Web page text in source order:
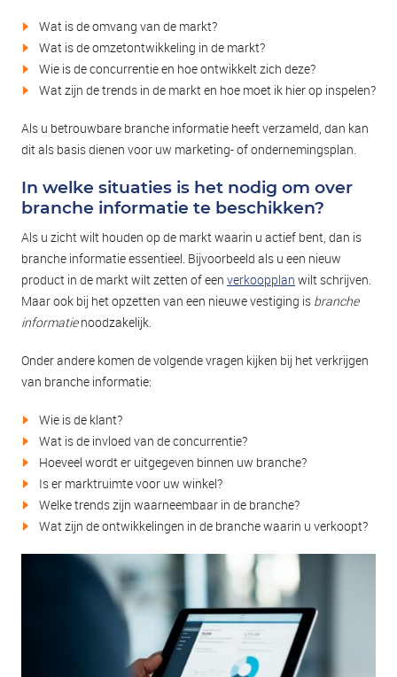
Wat is de omvang van de markt?
Wat is de omzetontwikkeling in de markt?
Wie is de concurrentie en hoe ontwikkelt zich deze?
Wat zijn de trends in de markt en hoe moet ik hier op inspelen?
Als u betrouwbare branche informatie heeft verzameld, dan kan
dit als basis dienen voor uw marketing- of ondernemingsplan.
In welke situaties is het nodig om over
branche informatie te beschikken?
Als u zicht wilt houden op de markt waarin u actief bent, dan is
branche informatie essentieel. Bijvoorbeeld als u een nieuw
product in de markt wilt zetten of een verkoopplan wilt schrijven.
Maar ook bij het opzetten van een nieuwe vestiging is branche
informatienoodzakelijk.
Onder andere komen de volgende vragen kijken bij het verkrijgen
van branche informatie:
Wie is de klant?
Wat is de invloed van de concurrentie?
Hoeveel wordt er uitgegeven binnen uw branche?
Is er marktruimte voor uw winkel?
Welke trends zijn waarneembaar in de branche?
Wat zijn de ontwikkelingen in de branche waarin u verkoopt?